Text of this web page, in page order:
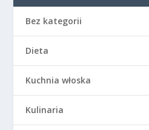
Bez kategorii
Dieta
Kuchnia włoska
Kulinaria